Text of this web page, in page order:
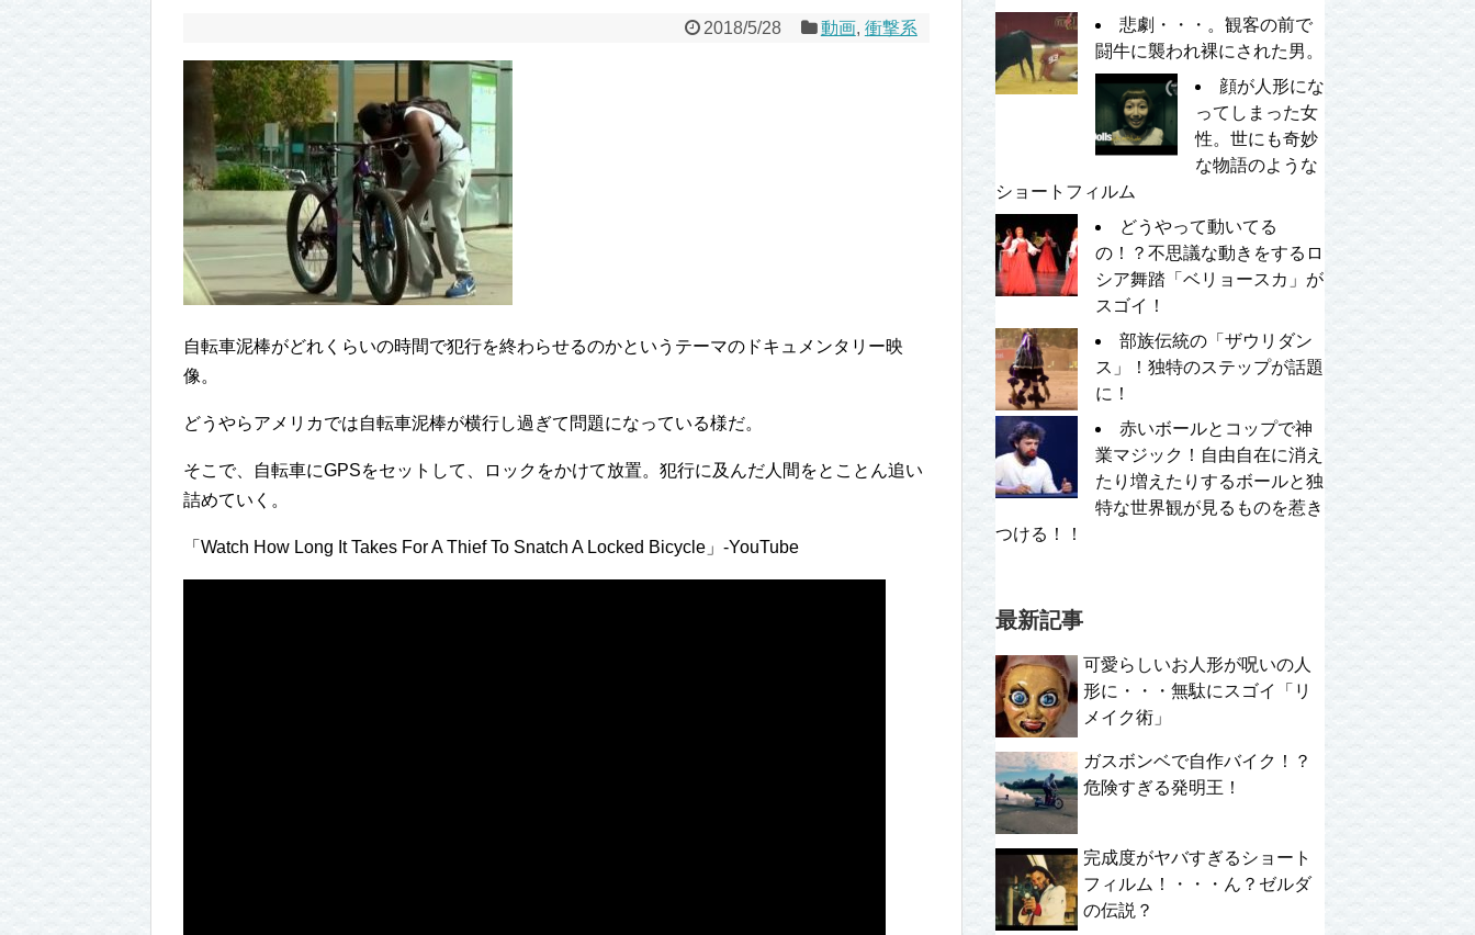
2018/5/28 動画, 衝撃系
自転車泥棒がどれくらいの時間で犯行を終わらせるのかというテーマのドキュメンタリー映
像。
どうやらアメリカでは自転車泥棒が横行し過ぎて問題になっている様だ。
そこで、自転車にGPSをセットして、ロックをかけて放置。犯行に及んだ人間をとことん追い
詰めていく。
「Watch How Long It Takes For A Thief To Snatch A Locked Bicycle」-YouTube
悲劇・・・。観客の前で
闘牛に襲われ裸にされた男。
顔が人形にな
ってしまった女
性。世にも奇妙
な物語のような
ショートフィルム
どうやって動いてる
の！？不思議な動きをするロ
シア舞踏「ベリョースカ」が
スゴイ！
部族伝統の「ザウリダン
ス」！独特のステップが話題
に！
赤いボールとコップで神
業マジック！自由自在に消え
たり増えたりするボールと独
特な世界観が見るものを惹き
つける！！
最新記事
可愛らしいお人形が呪いの人
形に・・・無駄にスゴイ「リ
メイク術」
ガスボンベで自作バイク！？
危険すぎる発明王！
完成度がヤバすぎるショート
フィルム！・・・ん？ゼルダ
の伝説？